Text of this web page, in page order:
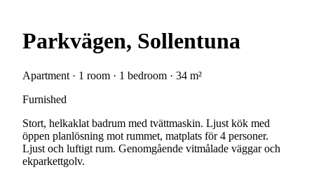
Parkvägen, Sollentuna
Apartment · 1 room · 1 bedroom · 34 m²
Furnished
Stort, helkaklat badrum med tvättmaskin. Ljust kök med
öppen planlösning mot rummet, matplats för 4 personer.
Ljust och luftigt rum. Genomgående vitmålade väggar och
ekparkettgolv.